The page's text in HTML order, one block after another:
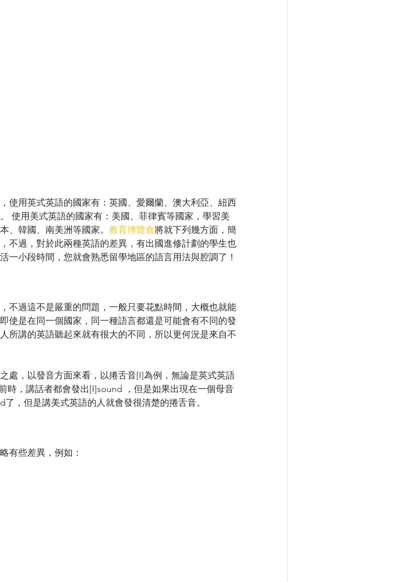
使用英式英語的國家有：英國、愛爾蘭、澳大利亞、紐西
使用美式英語的國家有：美國、菲律賓等國家，學習美
、韓國、南美洲等國家。 教育博覽會將就下列幾方面，簡
不過，對於此兩種英語的差異，有出國進修計劃的學生也
一小段時間，您就會熟悉留學地區的語言用法與腔調了！
不過這不是嚴重的問題，一般只要花點時間，大概也就能
使是在同一個國家，同一種語言都還是可能會有不同的發
所講的英語聽起來就有很大的不同，所以更何況是來自不
處，以發音方面來看，以捲舌音[I]為例，無論是英式英語
時，講話者都會發出[I]sound ，但是如果出現在一個母音
，但是講美式英語的人就會發很清楚的捲舌音。
有些差異，例如：